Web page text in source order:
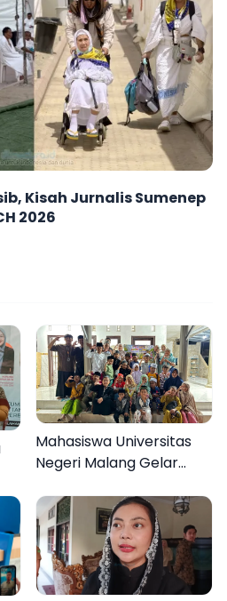
Kisah Jurnalis Sumenep
2026
Mahasiswa Universitas
Negeri Malang Gelar
Desa Dapenda